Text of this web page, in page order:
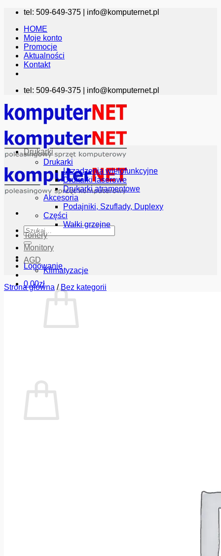
Przewiń
zawartości
tel: 509-649-375 | info@komputernet.pl
HOME
Moje konto
Promocje
Aktualności
Kontakt
tel: 509-649-375 | info@komputernet.pl
Szukaj:
Logowanie
0.00zł
Drukarki
Drukarki
Urządzenia wielofunkcyjne
Drukarki laserowe
Drukarki atramentowe
Akcesoria
Podajniki, Szuflady, Duplexy
Części
Wałki grzejne
Tonery
Monitory
AGD
Klimatyzacje
Strona główna / Bez kategorii